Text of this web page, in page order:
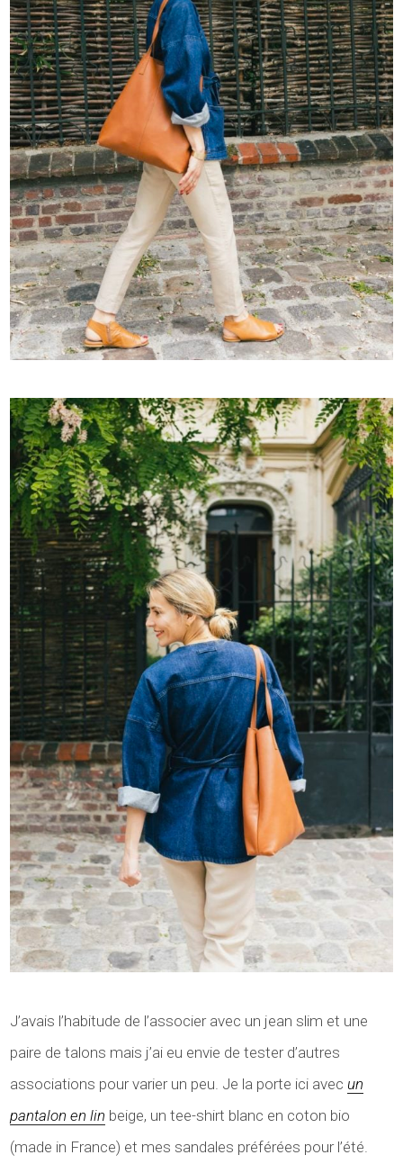
J’avais l’habitude de l’associer avec un jean slim et une
paire de talons mais j’ai eu envie de tester d’autres
associations pour varier un peu. Je la porte ici avec un
pantalon en lin beige, un tee-shirt blanc en coton bio
(made in France) et mes sandales préférées pour l’été.